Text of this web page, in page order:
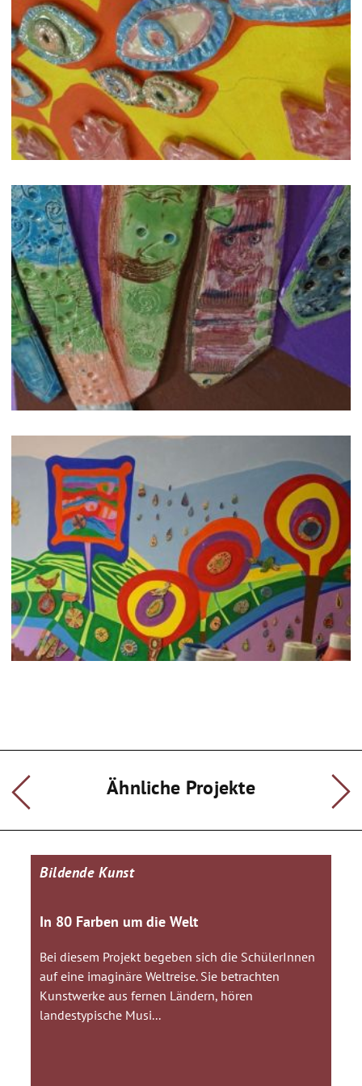
Ähnliche Projekte
Bildende Kunst
In 80 Farben um die Welt
Bei diesem Projekt begeben sich die SchülerInnen
auf eine imaginäre Weltreise. Sie betrachten
Kunstwerke aus fernen Ländern, hören
landestypische Musi...